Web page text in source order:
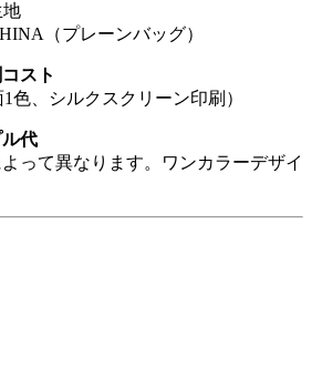
地
（プレーンバッグ）
スト
色、シルクスクリーン印刷）
代
って異なります。ワンカラーデザイ